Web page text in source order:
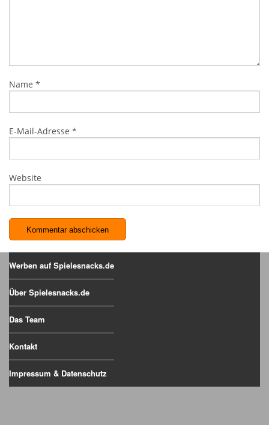
Name *
E-Mail-Adresse *
Website
Werben auf Spielesnacks.de
Über Spielesnacks.de
Das Team
Kontakt
Impressum & Datenschutz